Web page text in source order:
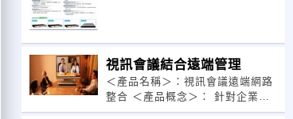
百多家客戶多年來的支持與愛護，
使我們業務蒸蒸日上，
視訊會議結合遠端管理
＜產品名稱＞：視訊會議遠端網路
整合 ＜產品概念＞： 針對企業點
對點及點對多點透過網路使用視訊